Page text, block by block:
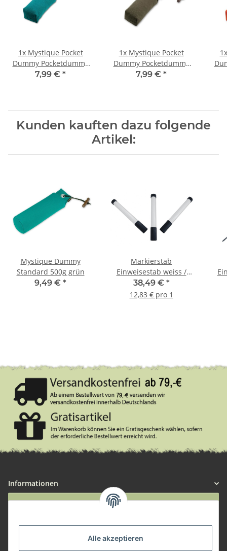
Alle akzeptieren
1x Mystique Pocket
Dummy Pocketdummy
grün 85g
7,99 € *
1x Mystique Pocket
Dummy Pocketdummy
khaki 85g
7,99 € *
Kunden kauften dazu folgende
Artikel:
Mystique Dummy
Standard 500g grün
9,49 € *
Markierstab
Einweisestab weiss /
schwarz im Set 3 Stück
38,49 € *
12,83 € pro 1
Informationen
Widerruf anmelden